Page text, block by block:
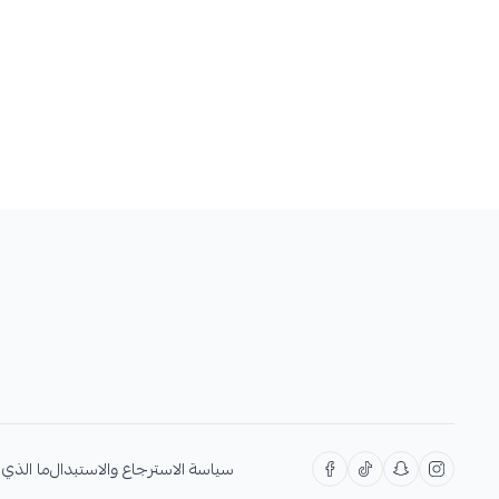
سياسة الاسترجاع والاستبدالما